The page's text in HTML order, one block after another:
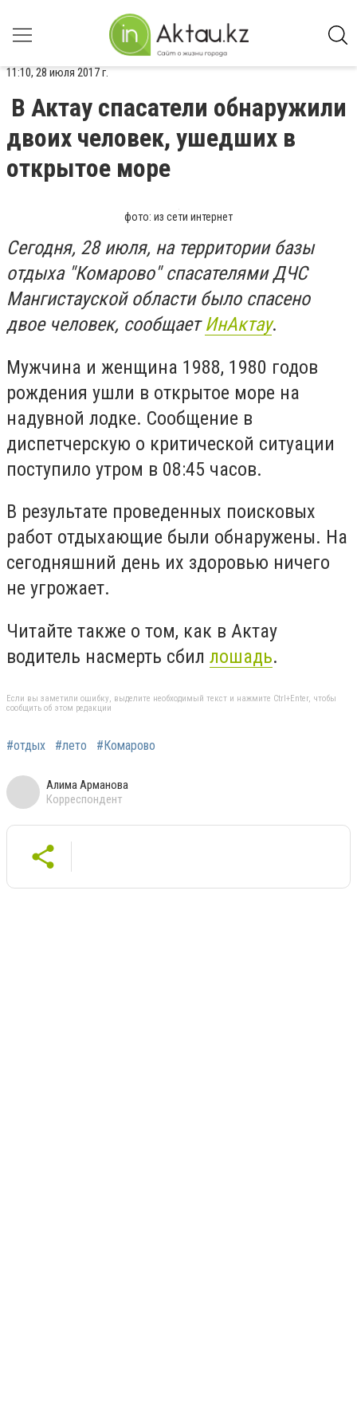
11:10, 28 июля 2017 г.
В Актау спасатели обнаружили
двоих человек, ушедших в
открытое море
фото: из сети интернет
Сегодня, 28 июля, на территории базы
отдыха "Комарово" спасателями ДЧС
Мангистауской области было спасено
двое человек, сообщаетИнАктау.
Мужчина и женщина 1988, 1980 годов
рождения ушли в открытое море на
надувной лодке. Сообщение в
диспетчерскую о критической ситуации
поступило утром в 08:45 часов.
В результате проведенных поисковых
работ отдыхающие были обнаружены. На
сегодняшний день их здоровью ничего
не угрожает.
Читайте также о том, как в Актау
водитель насмерть сбил лошадь.
Если вы заметили ошибку, выделите необходимый текст и нажмите Ctrl+Enter, чтобы
сообщить об этом редакции
#отдых #лето #Комарово
Алима Арманова
Корреспондент